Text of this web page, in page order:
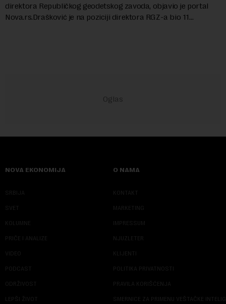
direktora Republičkog geodetskog zavoda, objavio je portal
Nova.rs.Drašković je na poziciji direktora RGZ-a bio 11
NOVA EKONOMIJA
SRBIJA
SVET
KOLUMNE
PRIČE I ANALIZE
VIDEO
PODCAST
ODRŽIVOST
LEPŠI ŽIVOT
O NAMA
KONTAKT
MARKETING
IMPRESSUM
NJUZLETER
KLIJENTI
POLITIKA PRIVATNOSTI
PRAVILA KORIŠĆENJA
SMERNICE ZA PRIMENU VEŠTAČKE